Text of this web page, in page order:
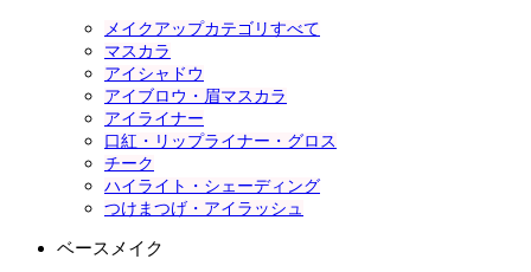
メイクアップカテゴリすべて
マスカラ
アイシャドウ
アイブロウ・眉マスカラ
アイライナー
口紅・リップライナー・グロス
チーク
ハイライト・シェーディング
つけまつげ・アイラッシュ
ベースメイク